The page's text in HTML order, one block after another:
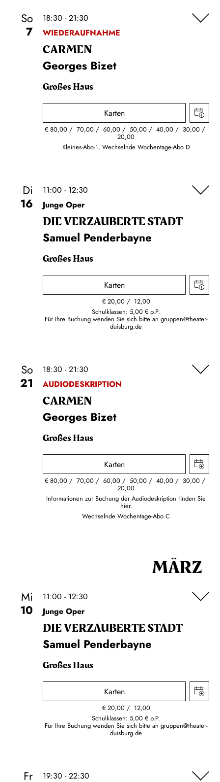
So
7
18:30 - 21:30
WIEDERAUFNAHME
CARMEN
Georges Bizet
Großes Haus
Karten
€80,00 70,00 60,00 50,00 40,00 30,00
20,00
Kleines-Abo-1, Wechselnde Wochentage-Abo D
Di
16
11:00 - 12:30
Junge Oper
DIE VERZAUBERTE STADT
Samuel Penderbayne
Großes Haus
Karten
€ 20,00
12,00
Schulklassen: 5,00 € p.P.
Für Ihre Buchung wenden Sie sich bitte an gruppen@theater-
duisburg.de
So
21
18:30 - 21:30
AUDIODESKRIPTION
CARMEN
Georges Bizet
Großes Haus
Karten
€80,00 70,00 60,00 50,00 40,00 30,00
20,00
Informationen zur Buchung der Audiodeskription finden Sie
hier.
Wechselnde Wochentage-Abo C
MÄRZ
Mi
10
11:00 - 12:30
Junge Oper
DIE VERZAUBERTE STADT
Samuel Penderbayne
Großes Haus
Karten
€ 20,00
12,00
Schulklassen: 5,00 € p.P.
Für Ihre Buchung wenden Sie sich bitte an gruppen@theater-
duisburg.de
Fr
19:30 - 22:30